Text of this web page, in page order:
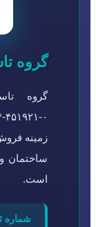
گروه
گروه
زمینه
ساختمان
است.
شماره